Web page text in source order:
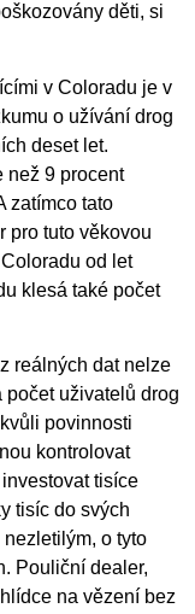
děti, si
v Coloradu je v
o užívání drog
deset let.
než 9 procent
zatímco tato
pro tuto věkovou
od let
klesá také počet
reálných dat nelze
uživatelů drog
povinnosti
kontrolovat
tisíce
tisíc do svých
o tyto
Pouliční dealer,
na vězení bez